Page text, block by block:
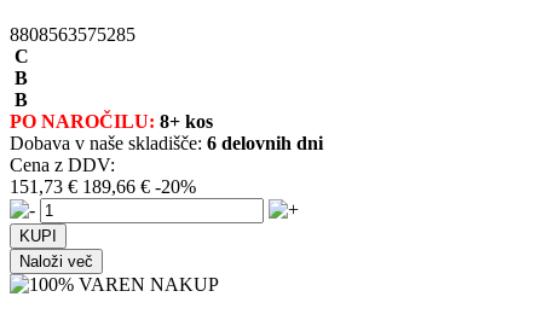
8808563575285
C
B
B
PO NAROČILU: 8+ kos
Dobava v naše skladišče: 6 delovnih dni
Cena z DDV:
151,73 € 189,66 € -20%
Naloži več